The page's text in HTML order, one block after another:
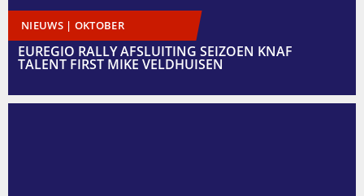
NIEUWS | OKTOBER
EUREGIO RALLY AFSLUITING SEIZOEN KNAF
TALENT FIRST MIKE VELDHUISEN